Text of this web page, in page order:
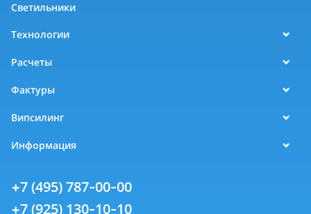
Светильники
Технологии
Расчеты
Фактуры
Випсилинг
Информация
+7 (495) 787-00-00
+7 (925) 130-10-10